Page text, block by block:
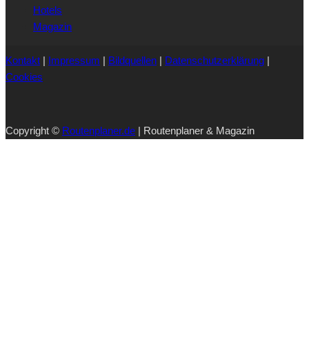
Hotels
Magazin
Kontakt | Impressum | Bildquellen | Datenschutzerklärung |
Cookies
Copyright © Routenplaner.de | Routenplaner & Magazin